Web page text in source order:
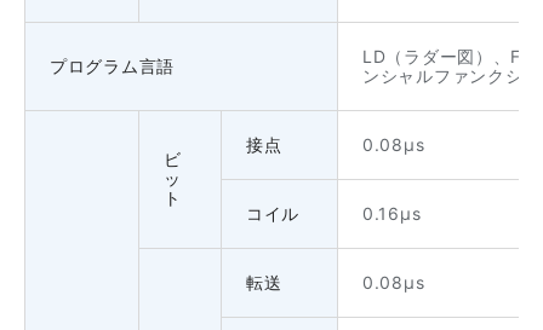
プログラム言語
LD（ラダー図）、
ンシャルファンクシ
ビ
ッ
ト
接点 0.08μs
コイル 0.16μs
転送 0.08μs